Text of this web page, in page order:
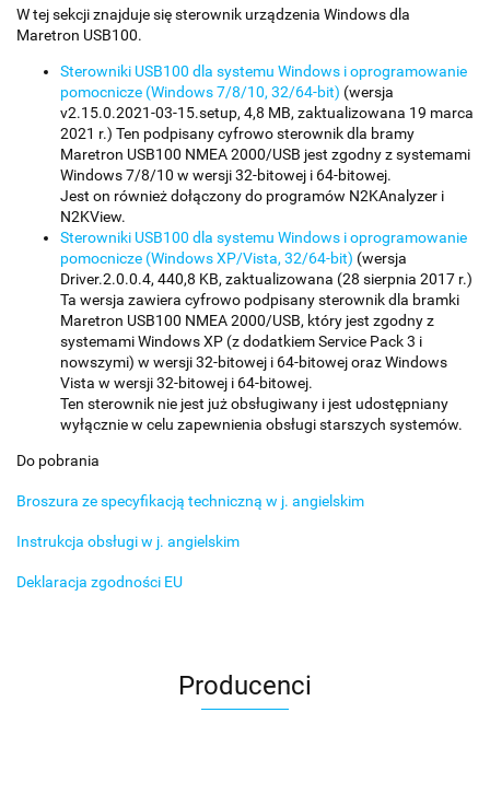
W tej sekcji znajduje się sterownik urządzenia Windows dla
Maretron USB100.
Sterowniki USB100 dla systemu Windows i oprogramowanie
pomocnicze (Windows 7/8/10, 32/64-bit) (wersja
v2.15.0.2021-03-15.setup, 4,8 MB, zaktualizowana 19 marca
2021 r.) Ten podpisany cyfrowo sterownik dla bramy
Maretron USB100 NMEA 2000/USB jest zgodny z systemami
Windows 7/8/10 w wersji 32-bitowej i 64-bitowej.
Jest on również dołączony do programów N2KAnalyzer i
N2KView.
Sterowniki USB100 dla systemu Windows i oprogramowanie
pomocnicze (Windows XP/Vista, 32/64-bit) (wersja
Driver.2.0.0.4, 440,8 KB, zaktualizowana (28 sierpnia 2017 r.)
Ta wersja zawiera cyfrowo podpisany sterownik dla bramki
Maretron USB100 NMEA 2000/USB, który jest zgodny z
systemami Windows XP (z dodatkiem Service Pack 3 i
nowszymi) w wersji 32-bitowej i 64-bitowej oraz Windows
Vista w wersji 32-bitowej i 64-bitowej.
Ten sterownik nie jest już obsługiwany i jest udostępniany
wyłącznie w celu zapewnienia obsługi starszych systemów.
Do pobrania
Broszura ze specyfikacją techniczną w j. angielskim
Instrukcja obsługi w j. angielskim
Deklaracja zgodności EU
Producenci